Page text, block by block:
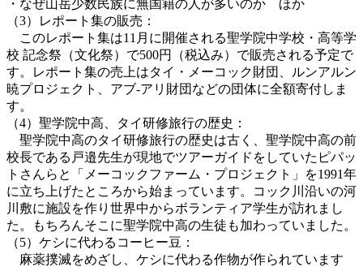
・なぜ山岳少数民族に無国籍の人が多いのか ほか
（3）レポート集の販売：
このレポート集は11月に開催される聖学院中学校・高等学
校 記念祭（文化祭）で500円（税込み）で販売される予定で
す。レポート集の売上はタイ・メーコック財団、ルンアルン
暁プロジェクト、アブ‐アリ財団などの団体に全額寄付しま
す。
（4）聖学院中高、タイ研修旅行の歴史：
聖学院中高のタイ研修旅行の歴史は古く、聖学院中高の前
校長である戸邉先生が現地でツアーガイドをしていたピパッ
トさんらと「メーコックファーム・プロジェクト」を1991年
に立ち上げたところから始まっています。コック川沿いの河
川敷に施設を作り世界中からボランティア学生が訪れまし
た。もちろんそこに聖学院中高の生徒も加わっていました。
（5）ケシに代わるコーヒー豆：
麻薬撲滅をめざし、ケシに代わる作物が作られています